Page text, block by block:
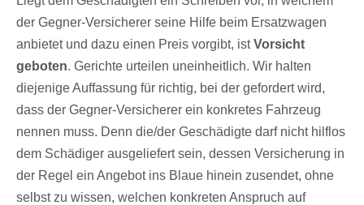
der Gegner-Versicherer seine Hilfe beim Ersatzwagen
anbietet und dazu einen Preis vorgibt, istVorsicht
geboten. Gerichte urteilen uneinheitlich. Wir halten
diejenige Auffassung für richtig, bei der gefordert wird,
dass der Gegner-Versicherer ein konkretes Fahrzeug
nennen muss. Denn die/der Geschädigte darf nicht hilflos
dem Schädiger ausgeliefert sein, dessen Versicherung in
der Regel ein Angebot ins Blaue hinein zusendet, ohne
selbst zu wissen, welchen konkreten Anspruch auf